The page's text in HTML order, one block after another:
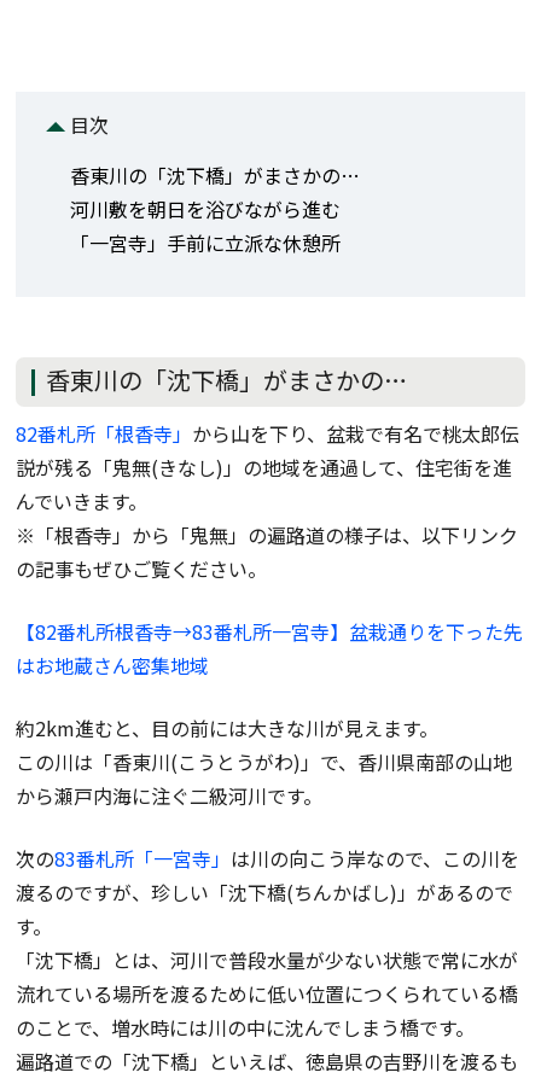
目次
香東川の「沈下橋」がまさかの…
河川敷を朝日を浴びながら進む
「一宮寺」手前に立派な休憩所
香東川の「沈下橋」がまさかの…
82番札所「根香寺」 から山を下り、盆栽で有名で桃太郎伝
説が残る「鬼無(きなし)」の地域を通過して、住宅街を進
んでいきます。
※「根香寺」から「鬼無」の遍路道の様子は、以下リンク
の記事もぜひご覧ください。
【82番札所根香寺→83番札所一宮寺】 盆栽通りを下った先
はお地蔵さん密集地域
約2km進むと、目の前には大きな川が見えます。
この川は「香東川(こうとうがわ)」で、香川県南部の山地
から瀬戸内海に注ぐ二級河川です。
次の83番札所「一宮寺」 は川の向こう岸なので、この川を
渡るのですが、珍しい「沈下橋(ちんかばし)」があるので
す。
「沈下橋」とは、河川で普段水量が少ない状態で常に水が
流れている場所を渡るために低い位置につくられている橋
のことで、増水時には川の中に沈んでしまう橋です。
遍路道での「沈下橋」といえば、徳島県の吉野川を渡るも